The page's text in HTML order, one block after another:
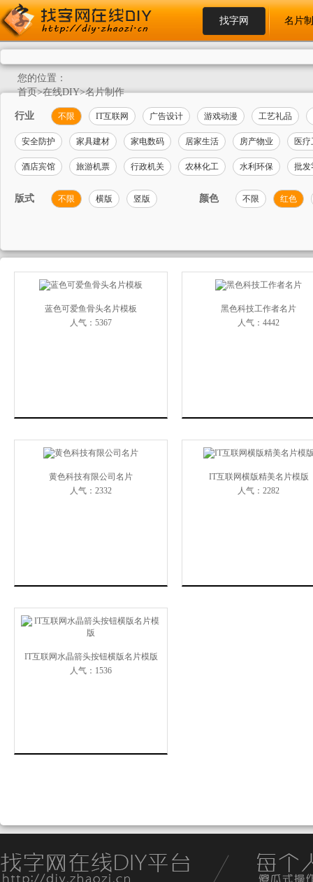
找字网 名片
您的位置：
首页>在线DIY>名片制作
行业 不限 IT互联网 广告设计 游戏动漫 工艺礼品
安全防护 家具建材 家电数码 居家生活 房产物业 医
酒店宾馆 旅游机票 行政机关 农林化工 水利环保 批发
版式 不限 横版 竖版 颜色 不限 红色
蓝色可爱鱼骨头名片模板
人气：5367
黑色科技工作者名片
人气：4442
黄色科技有限公司名片
人气：2332
IT互联网横版精美名片模版
人气：2282
IT互联网水晶箭头按钮横版名片模版
人气：1536